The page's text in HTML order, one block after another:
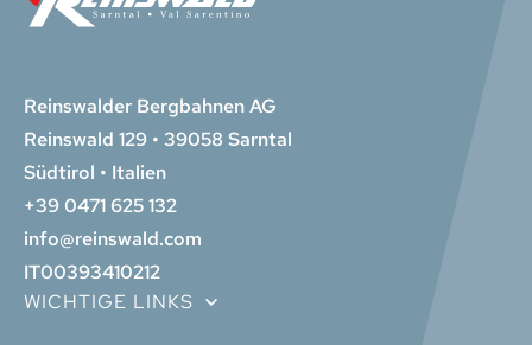
Reinswalder Bergbahnen AG
Reinswald 129 • 39058 Sarntal
Südtirol • Italien
+39 0471 625 132
info@reinswald.com
IT00393410212
WICHTIGE LINKS